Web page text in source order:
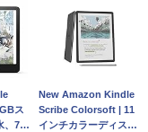
限
パソ
イン
FMV ノートパソコン
WE1-K3 (MS 365
Personal/Copilotキー
版)|オ
Windows版 |
Minecraft (マインクラ
フト): Java & Bedrock
典:
引き
の言
FM TOWNS ハイパ
ー・カタログ: 本体ハ
ードウェア・市販ソフ
ス
、7イ
New Amazon Kindle
Scribe Colorsoft | 11
インチカラーディスプ